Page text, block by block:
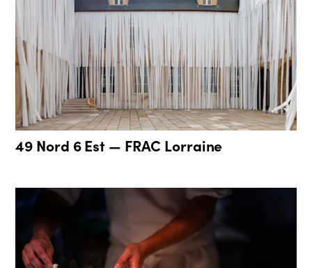
49 Nord 6 Est — FRAC Lorraine